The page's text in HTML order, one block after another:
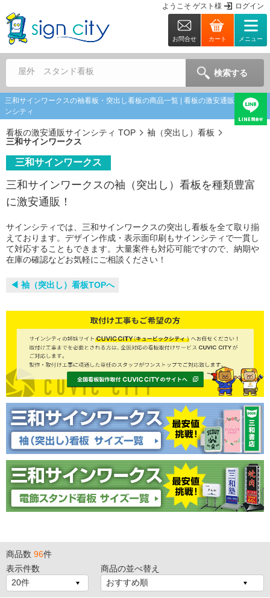
ようこそ ゲスト 様 ログイン
お問合せ カート メニュー
屋外 スタンド看板 検索する
三和サインワークスの袖看板・突出し看板の商品一覧 | 看板の激安通販ならサイ
ンシティ
看板の激安通販サインシティ TOP
袖（突出し）看板
三和サインワークス
三和サインワークス
三和サインワークスの袖（突出し）看板を種類豊富
に激安通販！
サインシティでは、三和サインワークスの突出し看板を全て取り揃
えております。デザイン作成・表示面印刷もサインシティで一貫し
て対応することもできます。大量案件も対応可能ですので、納期や
在庫の確認などお気軽にご相談ください！
◀︎ 袖（突出し）看板TOPへ
商品数 96件
表示件数
商品の並べ替え